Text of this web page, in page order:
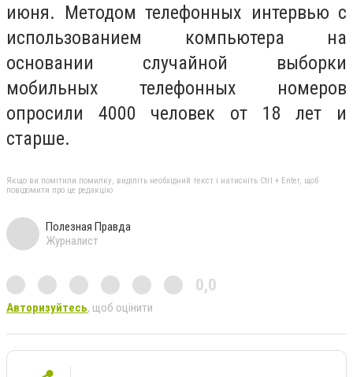
июня. Методом телефонных интервью с
использованием компьютера на
основании случайной выборки
мобильных телефонных номеров
опросили 4000 человек от 18 лет и
старше.
Якщо ви помітили помилку, виділіть необхідний текст і натисніть Ctrl + Enter, щоб
повідомити про це редакцію
Полезная Правда
Журналист
0,0
Авторизуйтесь, щоб оцінити